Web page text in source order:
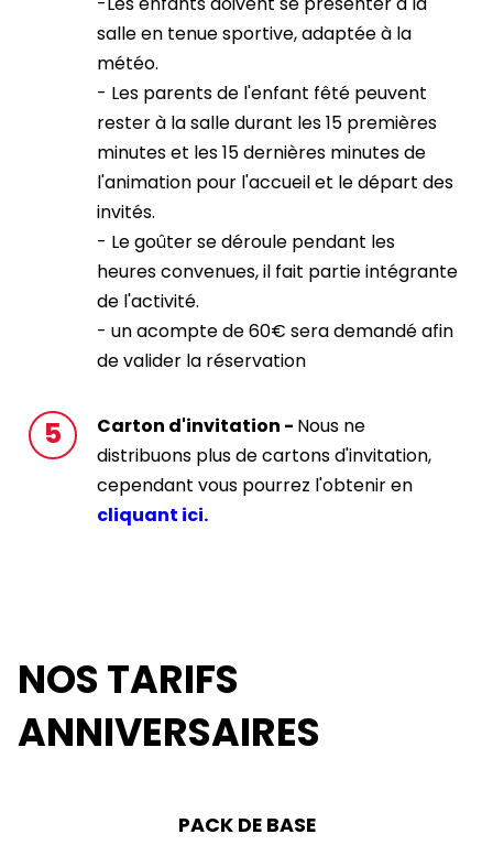
salle en tenue sportive, adaptée à la
météo.
- Les parents de l'enfant fêté peuvent
rester à la salle durant les 15 premières
minutes et les 15 dernières minutes de
l'animation pour l'accueil et le départ des
invités.
- Le goûter se déroule pendant les
heures convenues, il fait partie intégrante
de l'activité.
- un acompte de 60€ sera demandé afin
de valider la réservation
Carton d'invitation - Nous ne
distribuons plus de cartons d'invitation,
cependant vous pourrez l'obtenir en
cliquant ici.
NOS TARIFS
ANNIVERSAIRES
PACK DE BASE